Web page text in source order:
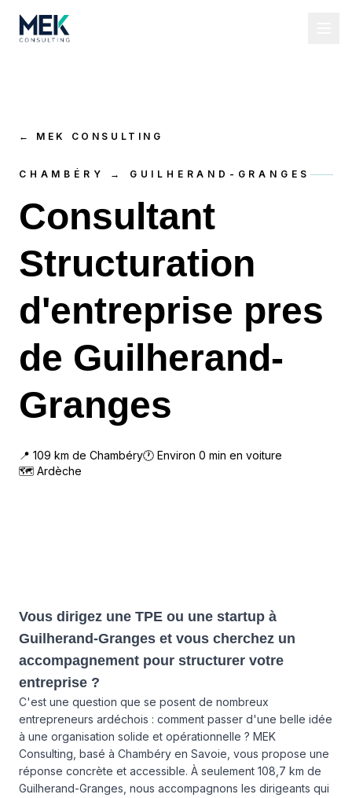
← MEK CONSULTING
CHAMBÉRY → GUILHERAND-GRANGES
Consultant
Structuration
d'entreprise pres
de Guilherand-
Granges
📍 109 km de Chambéry🕐 Environ 0 min en voiture
🗺 Ardèche
Vous dirigez une TPE ou une startup à
Guilherand-Granges et vous cherchez un
accompagnement pour structurer votre
entreprise ?
C'est une question que se posent de nombreux
entrepreneurs ardéchois : comment passer d'une belle idée
à une organisation solide et opérationnelle ? MEK
Consulting, basé à Chambéry en Savoie, vous propose une
réponse concrète et accessible. À seulement 108,7 km de
Guilherand-Granges, nous accompagnons les dirigeants qui